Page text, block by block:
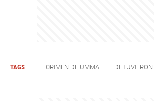
TAGS CRIMEN DE UMMA DETUVIERON